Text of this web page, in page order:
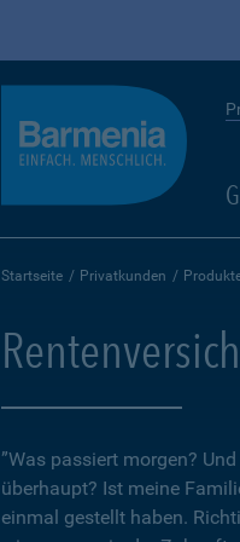
Startseite Privatkunden
”Was passiert morgen?
überhaupt? Ist meine
einmal gestellt haben.